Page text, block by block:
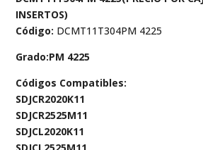
INSERTOS)
Código: DCMT11T304PM 4225
Grado:PM 4225
Códigos Compatibles:
SDJCR2020K11
SDJCR2525M11
SDJCL2020K11